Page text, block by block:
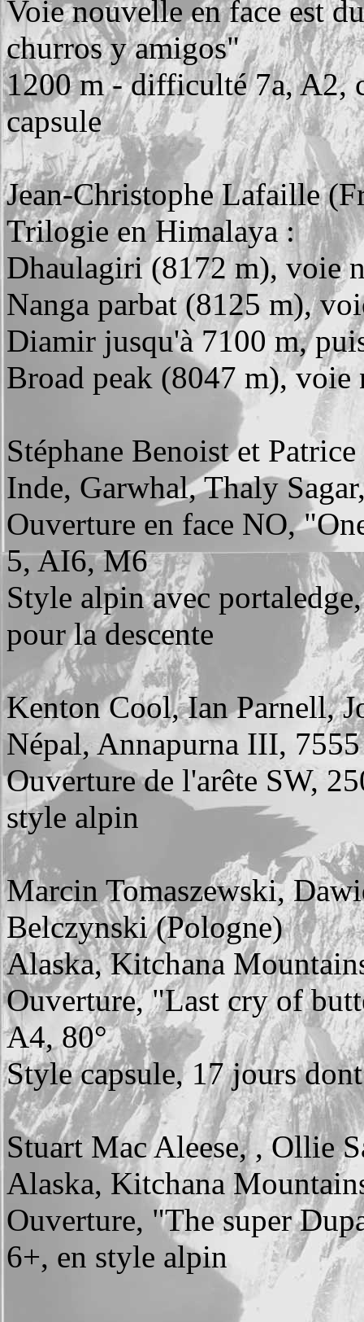
Voie nouvelle en face est
churros y amigos"
1200 m - difficulté 7a, A2,
capsule
Jean-Christophe Lafaille
Trilogie en Himalaya :
Dhaulagiri (8172 m), voie
Nanga parbat (8125 m),
Diamir jusqu'à 7100 m,
Broad peak (8047 m), voie
Stéphane Benoist et
Inde, Garwhal, Thaly
Ouverture en face NO,
5, AI6, M6
Style alpin avec
pour la descente
Kenton Cool, Ian Parnell,
Népal, Annapurna III,
Ouverture de l'arête SW,
style alpin
Marcin Tomaszewski,
Belczynski (Pologne)
Alaska, Kitchana
Ouverture, "Last cry of
A4, 80°
Style capsule, 17 jours
Stuart Mac Aleese, , Ollie
Alaska, Kitchana
Ouverture, "The super
6+, en style alpin